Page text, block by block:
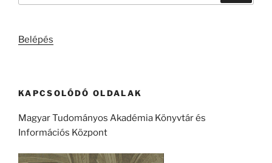
Belépés
KAPCSOLÓDÓ OLDALAK
Magyar Tudományos Akadémia Könyvtár és
Információs Központ